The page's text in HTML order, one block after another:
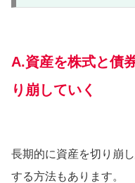
A.資産を株式と債
り崩していく
長期的に資産を切り崩
する方法もあります。